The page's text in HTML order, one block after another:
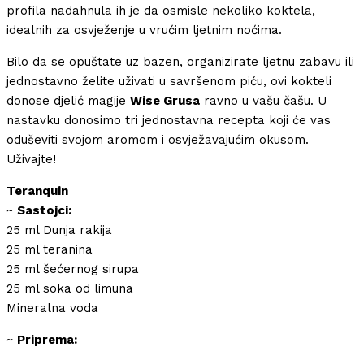
profila nadahnula ih je da osmisle nekoliko koktela,
idealnih za osvježenje u vrućim ljetnim noćima.
Bilo da se opuštate uz bazen, organizirate ljetnu zabavu ili
jednostavno želite uživati u savršenom piću, ovi kokteli
donose djelić magije Wise Grusa ravno u vašu čašu. U
nastavku donosimo tri jednostavna recepta koji će vas
oduševiti svojom aromom i osvježavajućim okusom.
Uživajte!
Teranquin
~ Sastojci:
25 ml Dunja rakija
25 ml teranina
25 ml šećernog sirupa
25 ml soka od limuna
Mineralna voda
~ Priprema: